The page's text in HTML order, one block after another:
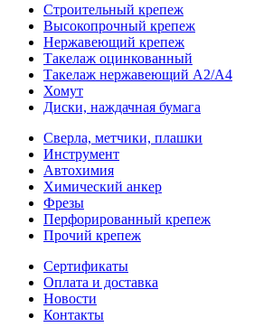
Строительный крепеж
Высокопрочный крепеж
Нержавеющий крепеж
Такелаж оцинкованный
Такелаж нержавеющий А2/А4
Хомут
Диски, наждачная бумага
Сверла, метчики, плашки
Инструмент
Автохимия
Химический анкер
Фрезы
Перфорированный крепеж
Прочий крепеж
Сертификаты
Оплата и доставка
Новости
Контакты